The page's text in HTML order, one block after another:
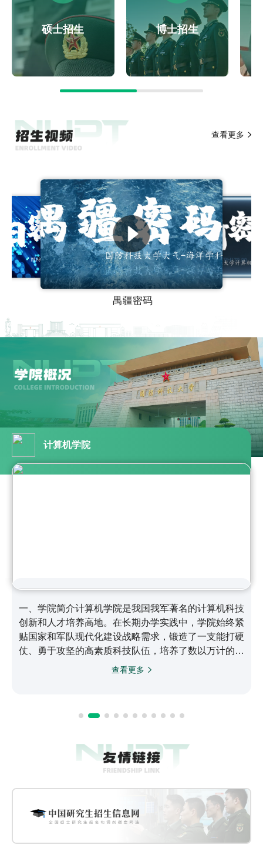
硕士招生 博士招生
查看更多
天河密码
计算机学院
一、学院简介计算机学院是我国我军著名的计算机科技
创新和人才培养高地。在长期办学实践中，学院始终紧
贴国家和军队现代化建设战略需求，锻造了一支能打硬
仗、勇于攻坚的高素质科技队伍，培养了数以万计的信
息化领域骨干人才，取得了以银河/天河系列高性能计
界领先行列的综合实力。二、历史沿革学院起步于
1971年成立计算机…
查看更多